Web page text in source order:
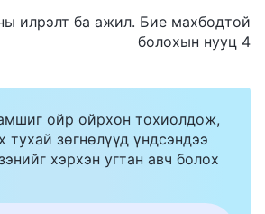
илрэлт ба ажил. Бие махбодтой
болохын нууц 4
ойр ойрхон тохиолдож,
тухай зөгнөлүүд үндсэндээ
хэрхэн угтан авч болох